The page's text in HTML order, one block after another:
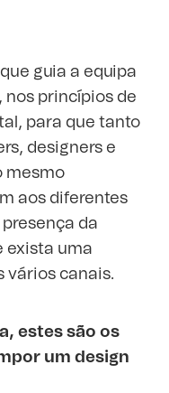
guia a equipa
nos princípios de
para que tanto
designers e
mesmo
aos diferentes
da
exista uma
vários canais.
estes são os
um design